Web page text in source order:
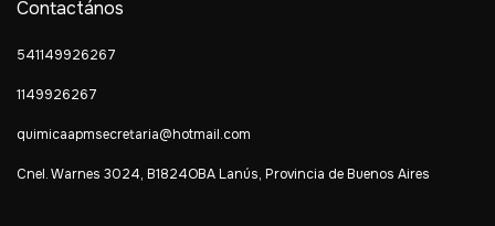
Contactános
541149926267
1149926267
quimicaapmsecretaria@hotmail.com
Cnel. Warnes 3024, B1824OBA Lanús, Provincia de Buenos Aires